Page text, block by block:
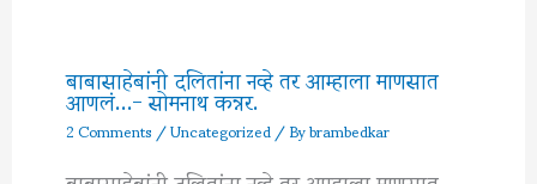
बाबासाहेबांनी दलितांना नव्हे तर आम्हाला माणसात
आणलं…- सोमनाथ कन्नर.
2 Comments/Uncategorized/ Bybrambedkar